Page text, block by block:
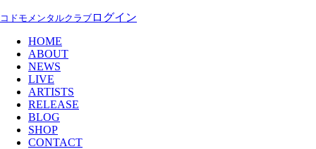
コドモメンタルクラブ ログイン
HOME
ABOUT
NEWS
LIVE
ARTISTS
RELEASE
BLOG
SHOP
CONTACT